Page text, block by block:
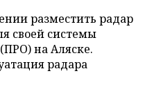
разместить радар
своей системы
на Аляске.
радара